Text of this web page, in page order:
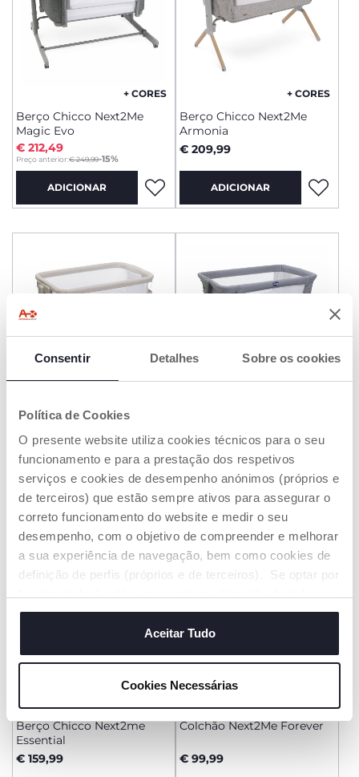
Consentir Detalhes Sobre os cookies
Política de Cookies
O presente website utiliza cookies técnicos para o seu
funcionamento e para a prestação dos respetivos
serviços e cookies de desempenho anónimos (próprios e
de terceiros) que estão sempre ativos para assegurar o
correto funcionamento do website e medir o seu
desempenho, com o objetivo de compreender e melhorar
a sua experiência de navegação, bem como cookies de
definição de perfis (próprios e de terceiros). Se optar por
cookies. Se quiser saber mais, alterar ou revogar o
consentimento de todos ou de alguns cookies, clique em
"mostrar detalhes". Ao fechar este aviso, está a
são necessários e essenciais para garantir o
funcionamento desta página.
Aceitar Tudo
Cookies Necessárias
+ CORES
Berço Chicco Next2Me
Magic Evo
Preço anterior:€ 249,99-15%
to
€ 212,49
ADICIONAR
+ CORES
Berço Chicco Next2Me
Armonia
€ 209,99
ADICIONAR
Berço Chicco Next2Me
Armonia
€ 209,99
ADICIONAR
Essential
€ 159,99
Berço Chicco Next2me
Essential
€ 159,99
Colchão Next2Me Forever
€ 99,99